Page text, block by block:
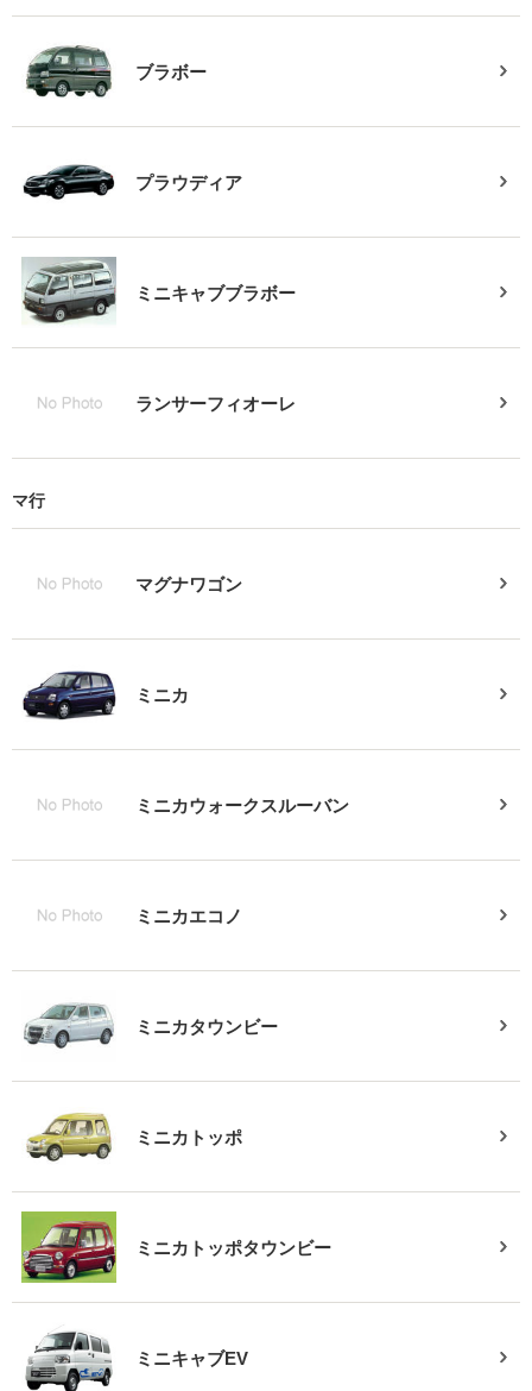
ブラボー
プラウディア
ミニキャブブラボー
ランサーフィオーレ
マ行
マグナワゴン
ミニカ
ミニカウォークスルーバン
ミニカエコノ
ミニカタウンビー
ミニカトッポ
ミニカトッポタウンビー
ミニキャブEV